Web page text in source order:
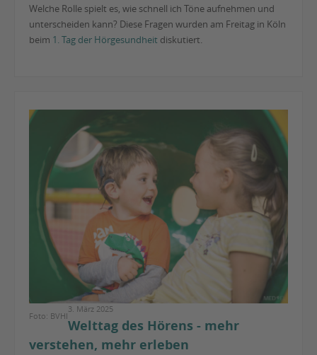
Welche Rolle spielt es, wie schnell ich Töne aufnehmen und
unterscheiden kann? Diese Fragen wurden am Freitag in Köln
beim 1. Tag der Hörgesundheit diskutiert.
Foto: BVHI
3. März 2025
Welttag des Hörens - mehr
verstehen, mehr erleben